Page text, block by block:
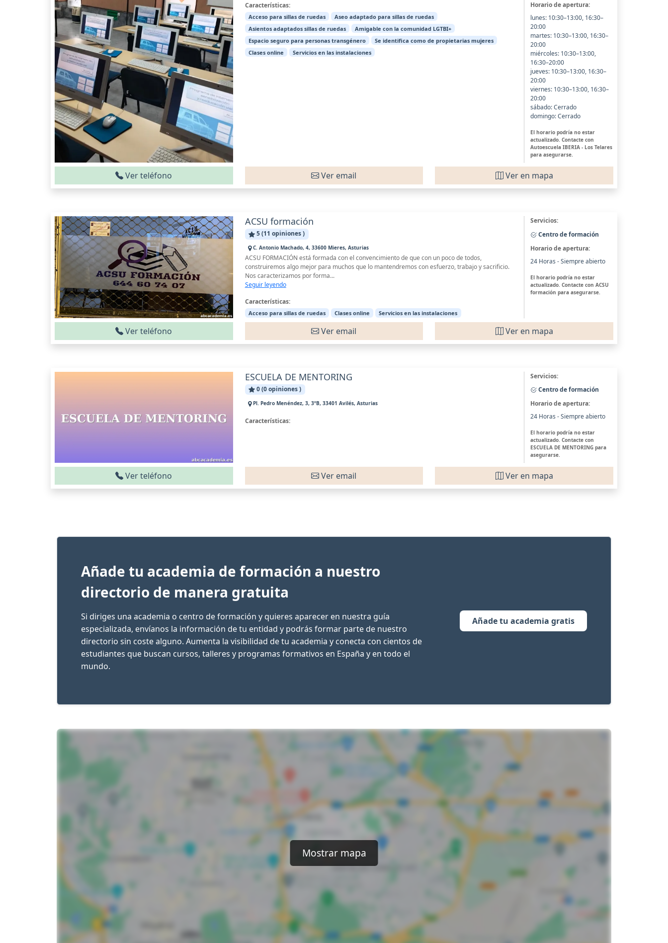
Características:
Acceso para sillas de ruedas
Aseo adaptado para sillas de ruedas
Asientos adaptados sillas de ruedas
Amigable con la comunidad LGTBI+
Espacio seguro para personas transgénero
Se identifica como de propietarias mujeres
Clases online
Servicios en las instalaciones
Horario de apertura:
lunes: 10:30–13:00, 16:30–
20:00
martes: 10:30–13:00, 16:30–
20:00
miércoles: 10:30–13:00,
16:30–20:00
jueves: 10:30–13:00, 16:30–
20:00
viernes: 10:30–13:00, 16:30–
20:00
sábado: Cerrado
domingo: Cerrado
El horario podría no estar
actualizado. Contacte con
Autoescuela IBERIA - Los Telares
para asegurarse.
Ver teléfono Ver email Ver en mapa
ACSU formación
5 (11 opiniones )
C. Antonio Machado, 4, 33600 Mieres, Asturias
ACSU FORMACIÓN está formada con el convencimiento de que con un poco de todos,
construiremos algo mejor para muchos que lo mantendremos con esfuerzo, trabajo y sacrificio.
Nos caracterizamos por forma...
Seguir leyendo
Características:
Acceso para sillas de ruedas Clases online Servicios en las instalaciones
Servicios:
Centro de formación
Horario de apertura:
24 Horas - Siempre abierto
El horario podría no estar
actualizado. Contacte con ACSU
formación para asegurarse.
Ver teléfono Ver email Ver en mapa
ESCUELA DE MENTORING
0 (0 opiniones )
Pl. Pedro Menéndez, 3, 3ºB, 33401 Avilés, Asturias
Características:
Servicios:
Centro de formación
Horario de apertura:
24 Horas - Siempre abierto
El horario podría no estar
actualizado. Contacte con
ESCUELA DE MENTORING para
asegurarse.
Ver teléfono Ver email Ver en mapa
Añade tu academia de formación a nuestro
directorio de manera gratuita
Si diriges una academia o centro de formación y quieres aparecer en nuestra guía
especializada, envíanos la información de tu entidad y podrás formar parte de nuestro
directorio sin coste alguno. Aumenta la visibilidad de tu academia y conecta con cientos de
estudiantes que buscan cursos, talleres y programas formativos en España y en todo el
mundo.
Añade tu academia gratis
Mostrar mapa